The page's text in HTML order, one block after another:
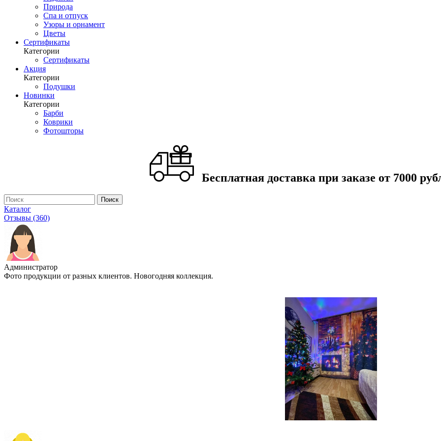
Природа
Спа и отпуск
Узоры и орнамент
Цветы
Сертификаты
Категории
Сертификаты
Акция
Категории
Подушки
Новинки
Категории
Барби
Коврики
Фотошторы
Бесплатная доставка при заказе от 7000
Каталог
Отзывы (360)
Администратор
Фото продукции от разных клиентов. Новогодняя коллекция.